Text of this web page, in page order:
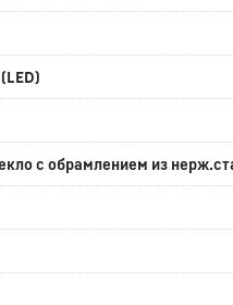
с обрамлением из